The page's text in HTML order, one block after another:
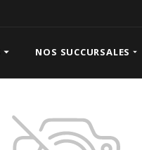
NOS SUCCURSALES